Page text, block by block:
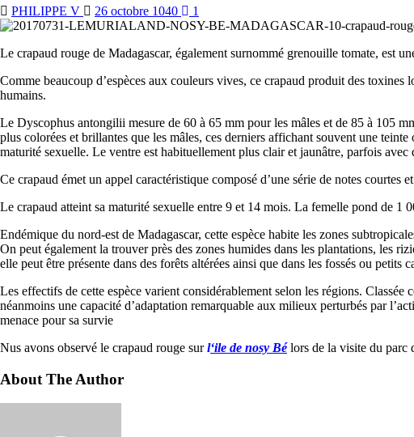
PHILIPPE V 26 octobre 1040 1
Le crapaud rouge de Madagascar, également surnommé grenouille tomate, est
Comme beaucoup d’espèces aux couleurs vives, ce crapaud produit des
humains.
Le Dyscophus antongilii mesure de 60 à 65 mm pour les mâles et de 85 à 105
plus colorées et brillantes que les mâles, ces derniers affichant souvent une
maturité sexuelle. Le ventre est habituellement plus clair et jaunâtre, parfois
Ce crapaud émet un appel caractéristique composé d’une série de notes
Le crapaud atteint sa maturité sexuelle entre 9 et 14 mois. La femelle pond de
Endémique du nord-est de Madagascar, cette espèce habite les zones
On peut également la trouver près des zones humides dans les plantations, les
elle peut être présente dans des forêts altérées ainsi que dans les fossés ou
Les effectifs de cette espèce varient considérablement selon les régions.
néanmoins une capacité d’adaptation remarquable aux milieux perturbés par
menace pour sa survie
Nus avons observé le crapaud rouge surl‘ile de nosy Bé lors de la visite du parc
About The Author